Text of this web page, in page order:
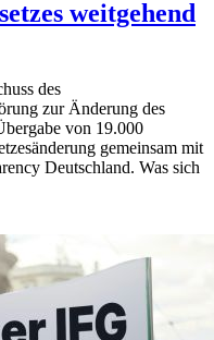
weitgehend
des
zur Änderung des
von 19.000
gemeinsam mit
Deutschland. Was sich